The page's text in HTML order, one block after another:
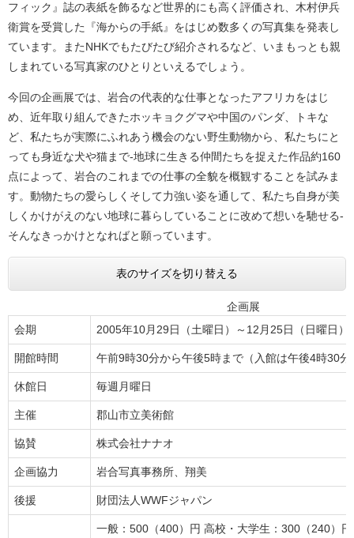
フィック』誌の表紙を飾るなど世界的にも高く評価され、木村伊兵
衛賞を受賞した『海からの手紙』をはじめ数多くの写真集を発表し
ています。またNHKでもたびたび紹介されるなど、いまもっとも親
しまれている写真家のひとりといえるでしょう。
今回の企画展では、岩合の代表的な仕事となったアフリカをはじ
め、近年取り組んできたホッキョクグマや中国のパンダ、トキな
ど、私たちが実際にふれあう機会のない野生動物から、私たちにと
っても身近な犬や猫まで-地球に生きる仲間たちを捉えた作品約160
点によって、岩合のこれまでの仕事の全貌を概観することを試みま
す。動物たちの愛らしくそして力強い姿を通して、私たち自身が美
しくかけがえのない地球に暮らしていることに改めて想いを馳せる-
そんなきっかけとなればと願っています。
表のサイズを切り替える
企画展
会期
2005年10月29日（土曜日）～12月25日（日曜日）
開館時間 午前9時30分から午後5時まで（入館は午後4時30分
休館日 毎週月曜日
主催 郡山市立美術館
協賛 株式会社ナナオ
企画協力 岩合写真事務所、翔美
後援 財団法人WWFジャパン
一般：500（400）円 高校・大学生：300（240）円